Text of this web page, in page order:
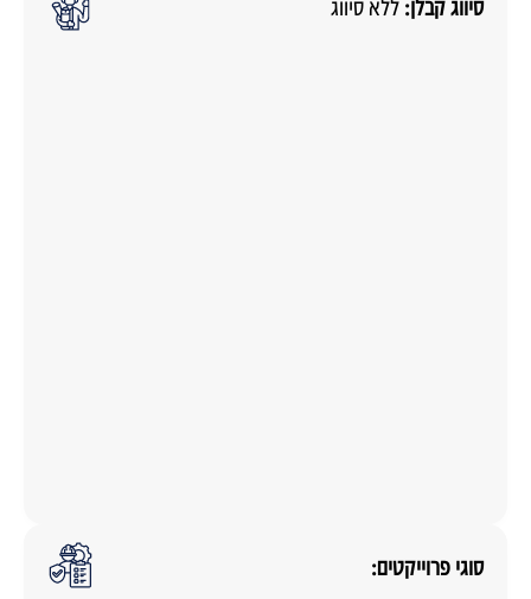
סיווג קבלן: ללא סיווג
סוגי פרוייקטים: